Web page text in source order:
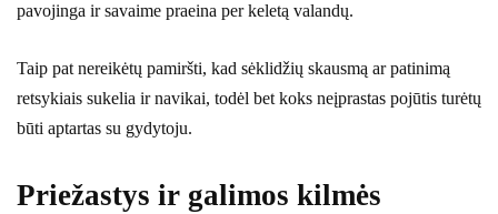
pavojinga ir savaime praeina per keletą valandų.
Taip pat nereikėtų pamiršti, kad sėklidžių skausmą ar patinimą
retsykiais sukelia ir navikai, todėl bet koks neįprastas pojūtis turėtų
būti aptartas su gydytoju.
Priežastys ir galimos kilmės